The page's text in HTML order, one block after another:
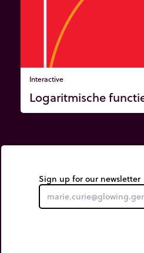
Interactive
Logaritmische
Sign up for our newsletter